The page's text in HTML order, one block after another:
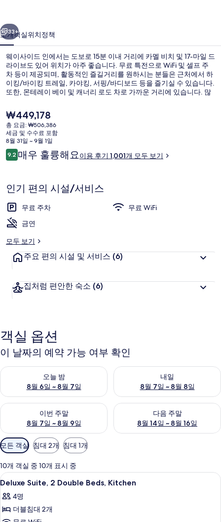
사
진
갤
러
리
33+
소개객실위치정책
웨이사이드 인에서는 도보로 15분 이내 거리에 카멜 비치 및 17-마일 드
라이브도 있어 위치가 아주 좋습니다. 무료 특전으로 WiFi 및 셀프 주
차 등이 제공되며, 활동적인 즐길거리를 원하시는 분들은 근처에서 하
이킹/바이킹 트레일, 카야킹, 서핑/바디보드 등을 즐기실 수 있습니다.
또한, 몬테레이 베이 및 캐너리 로도 차로 가까운 거리에 있습니다. 많
다.
현
재
가
격
은
₩449,178
₩449,178
총 요금: ₩506,386
세금 및 수수료 포함
8월 31일 ~ 9월 1일
이
용
기
9.210점 만점 중 9.2점.
매우 훌륭해요이용 후기 1,001개 모두 보기
인기 편의 시설/서비스
무료 주차
무료 WiFi
금연
모두 보기
주요 편의 시설 및 서비스 (6)
집처럼 편안한 숙소 (6)
객실 옵션
이 날짜의 예약 가능 여부 확인
오늘 밤
8월 6일 ~ 8월 7일
오늘 밤 예약 가능 여부 확인, 8월 6일 ~ 8월 7일
내일
8월 7일 ~ 8월 8일
내일 예약 가능 여부 확인, 8월
이번 주말
8월 7일 ~ 8월 9일
이번 주말 예약 가능 여부 확인, 8월 7일 ~ 8월 9일
다음 주말
8월 14일 ~ 8월 16일
다음 주말 예약 가능 여부 확인,
객
실
에
사
용
가
능
한
모든 객실 침대 2개 침대 1개
10개 객실 중 10개 표시 중
Deluxe
Suite,
2
Double
고급 침구, 필로우탑 침대, 책상, 노트북
5
Deluxe Suite, 2 Double Beds, Kitchen
4명
더블침대 2개